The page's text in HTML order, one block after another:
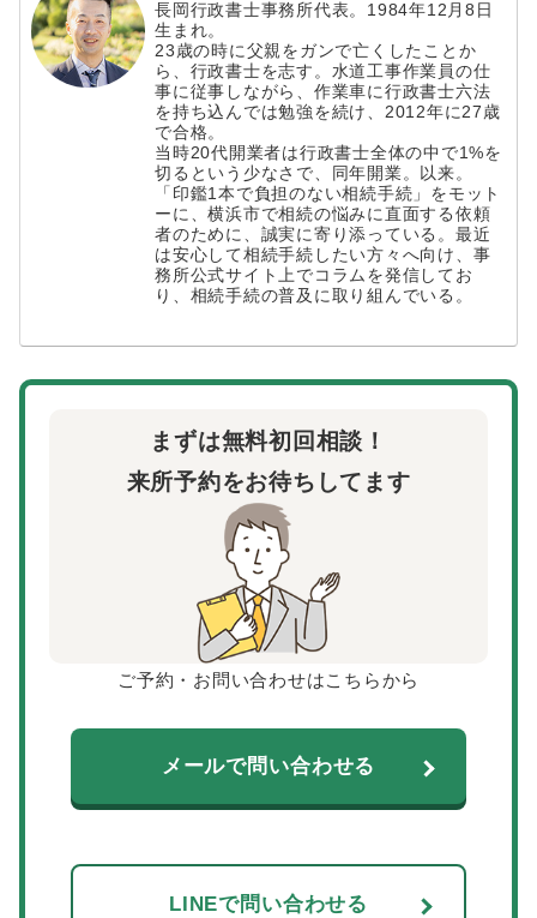
長岡行政書士事務所代表。1984年12月8日
生まれ。
23歳の時に父親をガンで亡くしたことか
ら、行政書士を志す。水道工事作業員の仕
事に従事しながら、作業車に行政書士六法
を持ち込んでは勉強を続け、2012年に27歳
で合格。
当時20代開業者は行政書士全体の中で1%を
切るという少なさで、同年開業。以来。
「印鑑1本で負担のない相続手続」をモット
ーに、横浜市で相続の悩みに直面する依頼
者のために、誠実に寄り添っている。最近
は安心して相続手続したい方々へ向け、事
務所公式サイト上でコラムを発信してお
り、相続手続の普及に取り組んでいる。
まずは無料初回相談！
来所予約をお待ちしてます
ご予約・お問い合わせはこちらから
メールで問い合わせる
LINEで問い合わせる